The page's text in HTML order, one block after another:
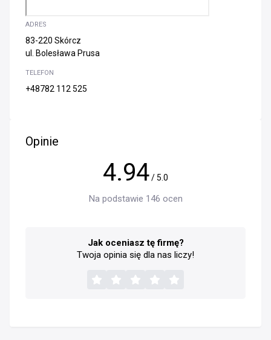
ADRES
83-220 Skórcz
ul. Bolesława Prusa
TELEFON
+48782 112 525
Opinie
4.94/ 5.0
Na podstawie 146 ocen
Jak oceniasz tę firmę?
Twoja opinia się dla nas liczy!